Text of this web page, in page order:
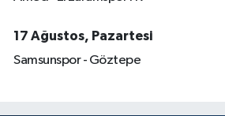
17 Ağustos, Pazartesi
Samsunspor - Göztepe